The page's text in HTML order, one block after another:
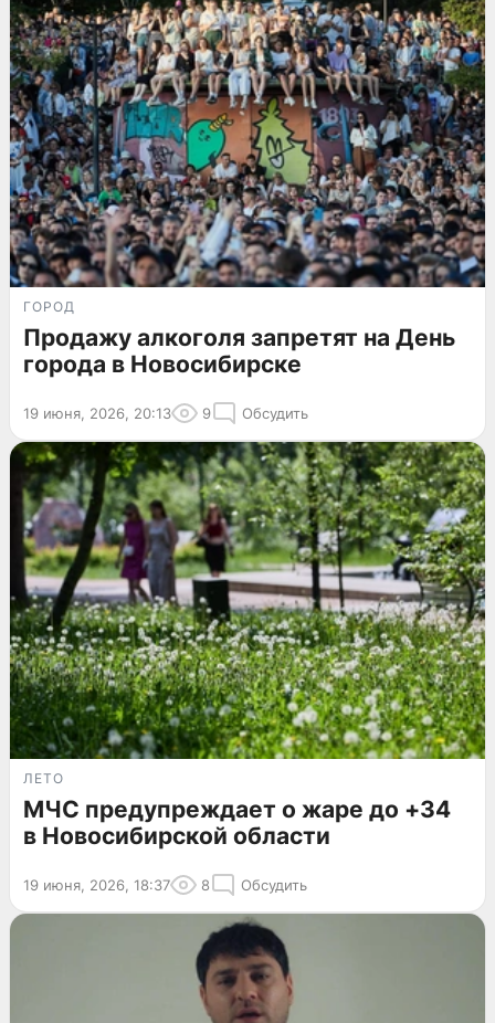
ГОРОД
Продажу алкоголя запретят на День
города в Новосибирске
19 июня, 2026, 20:13 9 Обсудить
ЛЕТО
МЧС предупреждает о жаре до +34
в Новосибирской области
19 июня, 2026, 18:37 8 Обсудить